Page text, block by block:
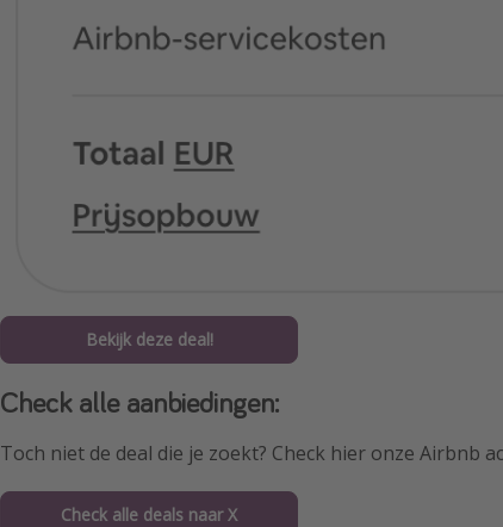
Bekijk deze deal!
Check alle aanbiedingen:
Toch niet de deal die je zoekt? Check hier onze Airbnb
Check alle deals naar X